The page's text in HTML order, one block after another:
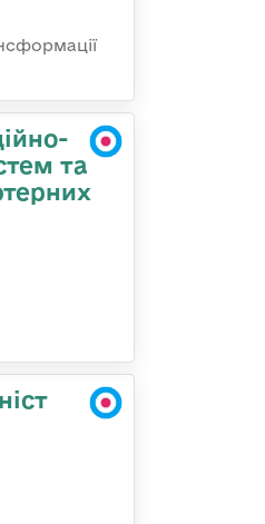
та